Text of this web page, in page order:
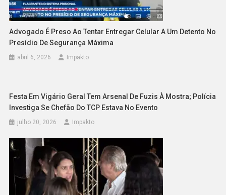
Advogado É Preso Ao Tentar Entregar Celular A Um Detento No
Presídio De Segurança Máxima
abril 6, 2026 Impakto
Festa Em Vigário Geral Tem Arsenal De Fuzis À Mostra; Polícia
Investiga Se Chefão Do TCP Estava No Evento
julho 20, 2026 Impakto